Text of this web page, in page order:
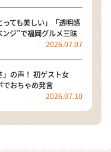
っても美しい」「透明感
ジ”で福岡グルメ三昧
2026.07.07
」の声！ 初ゲスト女
でおちゃめ発言
2026.07.10